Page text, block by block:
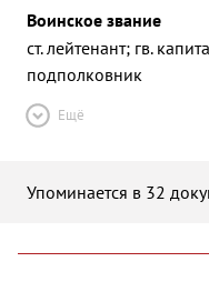
Воинское звание
ст. лейтенант; гв.
подполковник
Ещё
Упоминается в 32